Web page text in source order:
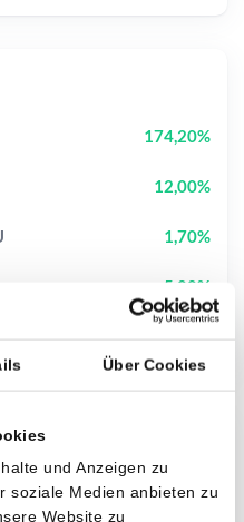
Über Cookies
und Anzeigen zu
soziale Medien anbieten zu
Website zu
ich...?
zou hebben als
174,20%
12,00%
1,70%
5,00%
20,20%